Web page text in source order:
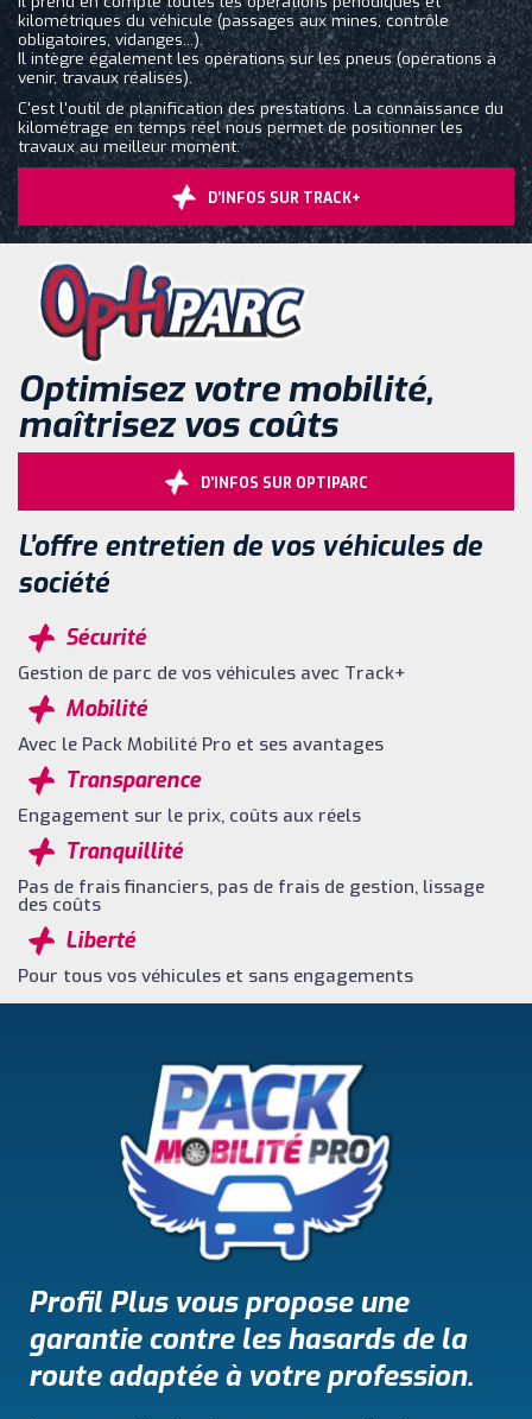
kilométriques du véhicule (passages aux mines, contrôle
obligatoires, vidanges...).
Il intègre également les opérations sur les pneus (opérations à
venir, travaux réalisés).
C'est l'outil de planification des prestations. La connaissance du
kilométrage en temps réel nous permet de positionner les
travaux au meilleur moment.
D’INFOS SUR TRACK+
Optimisez votre mobilité,
maîtrisez vos coûts
D’INFOS SUR OPTIPARC
L’offre entretien de vos véhicules de
société
Sécurité
Gestion de parc de vos véhicules avec Track+
Mobilité
Avec le Pack Mobilité Pro et ses avantages
Transparence
Engagement sur le prix, coûts aux réels
Tranquillité
Pas de frais financiers, pas de frais de gestion, lissage
des coûts
Liberté
Pour tous vos véhicules et sans engagements
Profil Plus vous propose une
garantie contre les hasards de la
route adaptée à votre profession.